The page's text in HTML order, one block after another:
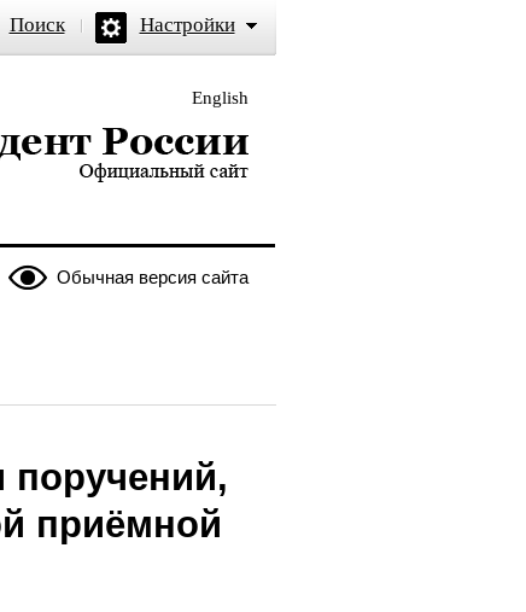
Поиск Настройки
English
официальный сайт
Обычная версия сайта
поручений,
приёмной